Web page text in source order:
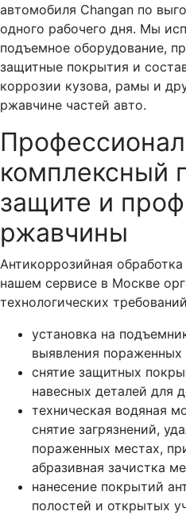
автомобиля Сhangan по
одного рабочего дня. Мы
подъемное оборудование,
защитные покрытия и
коррозии кузова, рамы и
ржавчине частей авто.
комплексный
защите и
ржавчины
Антикоррозийная
нашем сервисе в Москве
технологических
установка на
выявления
снятие защитных
навесных деталей для
техническая водяная
снятие загрязнений,
пораженных местах,
абразивная зачистка
нанесение покрытий
полостей и открытых